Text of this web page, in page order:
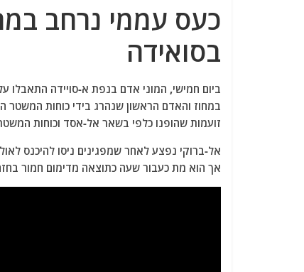
כעס עממי נרחב
בסואידה
ביום חמישי, המוני אדם בנפת א-סויידה
במחוז והאדם הראשון שנהרג בידי כוחות
זועמות שהופנו כלפי בשאר אל-אסד וכוחות
אך הוא מת כעבור שעה כתוצאה מדימום חמור